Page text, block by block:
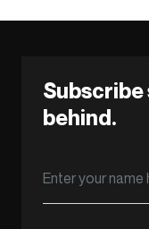
Subscribe
behind.